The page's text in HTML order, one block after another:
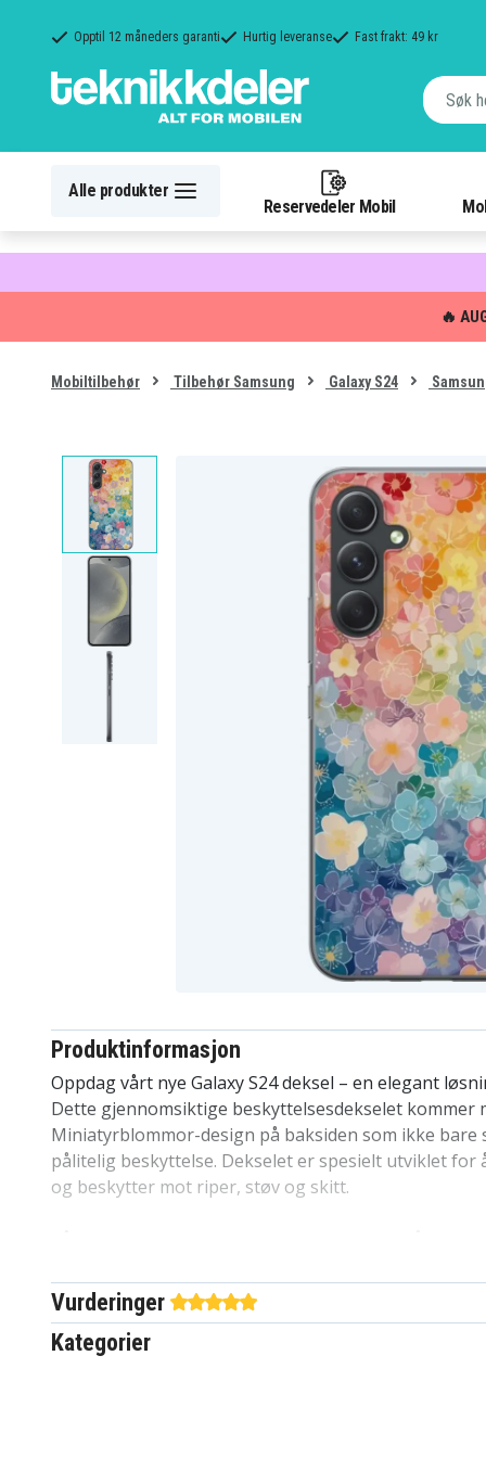
Opptil 12 måneders garanti Hurtig leveranse Fast frakt: 49 kr
Alle produkter
Reservedeler Mobil
🔥
Mobiltilbehør Tilbehør Samsung Galaxy S24
Produktinformasjon
Oppdag vårt nye Galaxy S24 deksel – en elegant
Dette gjennomsiktige beskyttelsesdekselet kommer
Miniatyrblommor-design på baksiden som ikke
pålitelig beskyttelse. Dekselet er spesielt utviklet for
og beskytter mot riper, støv og skitt.
Vårt design er uten skarpe kanter og enkelt å
dekselvalgene på markedet av en grunn. Høy
dekselet står sterkt i konkurransen. Et utmerket
familien, blant barn og venner. Spesielt tilpasset for
Vurderinger
Kategorier